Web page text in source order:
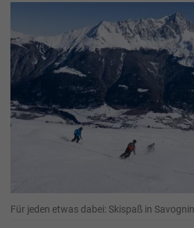
Für jeden etwas dabei: Skispaß in Savognin